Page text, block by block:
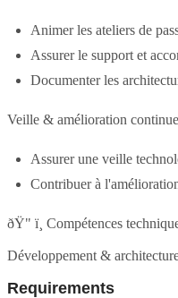
Animer les ateliers de
Assurer le support et
Documenter les
Veille & amélioration continue
Assurer une veille
Contribuer à
ðŸ" ï¸ Compétences
Développement &
Requirements